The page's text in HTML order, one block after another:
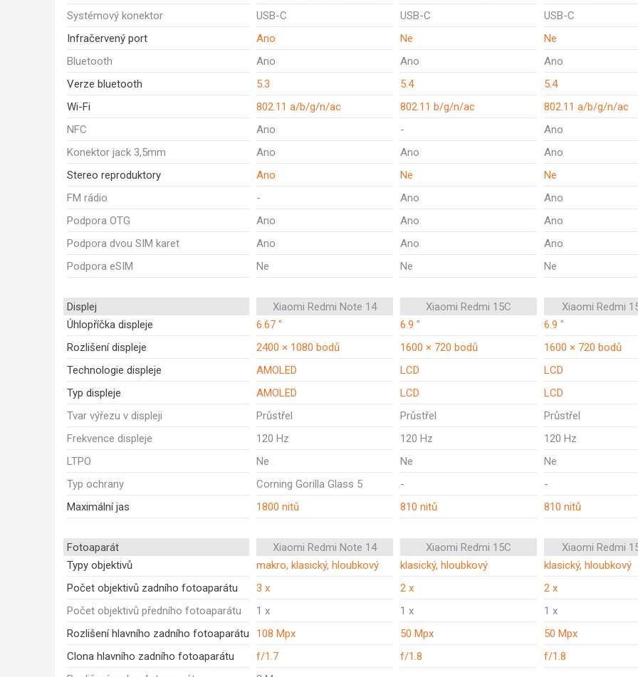
Systémový konektor
USB-C USB-C
USB-C
Infračervený port
Ano Ne
Ne
Bluetooth
Ano Ano
Ano
Verze bluetooth
5.3 5.4
5.4
Wi-Fi
802.11 a/b/g/n/ac 802.11 b/g/n/ac
802.11 a/b/g/n/ac
NFC
Ano -
Ano
Konektor jack 3,5mm
Ano Ano
Ano
Stereo reproduktory
Ano Ne
Ne
FM rádio
- Ano
Ano
Podpora OTG
Ano Ano
Ano
Podpora dvou SIM karet
Ano Ano
Ano
Podpora eSIM
Ne Ne Ne
Displej Xiaomi Redmi Note 14 Xiaomi Redmi 15C
Xiaomi Redmi
Úhlopříčka displeje
6.67 " 6.9 "
6.9 "
Rozlišení displeje
2400 × 1080 bodů 1600 × 720 bodů
1600 × 720 bodů
Technologie displeje
AMOLED LCD
LCD
Typ displeje
AMOLED LCD
LCD
Tvar výřezu v displeji
Průstřel Průstřel
Průstřel
Frekvence displeje
120 Hz 120 Hz
120 Hz
LTPO
Ne Ne
Ne
Typ ochrany
Corning Gorilla Glass 5 -
-
Maximální jas
1800 nitů 810 nitů 810 nitů
Fotoaparát Xiaomi Redmi Note 14 Xiaomi Redmi 15C
Xiaomi Redmi
Typy objektivů
makro, klasický, hloubkový klasický, hloubkový
klasický, hloubkový
Počet objektivů zadního fotoaparátu
3 x 2 x
2 x
Počet objektivů předního fotoaparátu
1 x 1 x
1 x
Rozlišení hlavního zadního fotoaparátu
108 Mpx 50 Mpx
50 Mpx
Clona hlavního zadního fotoaparátu
f/1.7 f/1.8
f/1.8